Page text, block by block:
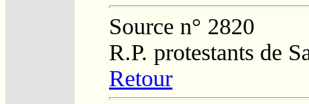
Source n° 2820
R.P. protestants de
Retour